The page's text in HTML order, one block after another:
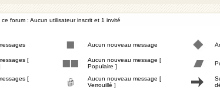
forum : Aucun utilisateur inscrit et 1 invité
Aucun nouveau message
[
Aucun nouveau message [
Populaire ]
[
Aucun nouveau message [
Verrouillé ]